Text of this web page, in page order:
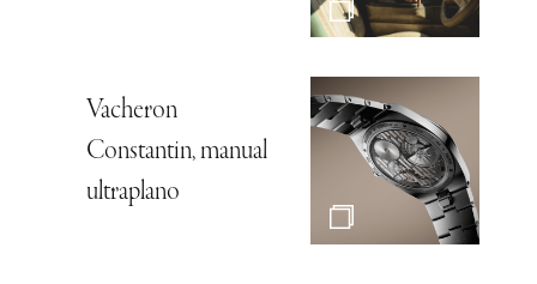
Vacheron
Constantin, manual
ultraplano